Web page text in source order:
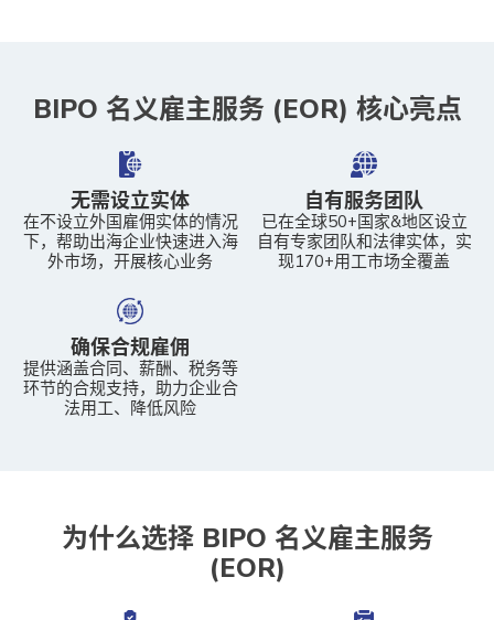
BIPO 名义雇主服务 (EOR) 核心亮点
无需设立实体
在不设立外国雇佣实体的情况
下，帮助出海企业快速进入海
外市场，开展核心业务
自有服务团队
已在全球50+国家&地区设立
自有专家团队和法律实体，实
现170+用工市场全覆盖
确保合规雇佣
提供涵盖合同、薪酬、税务等
环节的合规支持，助力企业合
法用工、降低风险
为什么选择 BIPO 名义雇主服务
(EOR)